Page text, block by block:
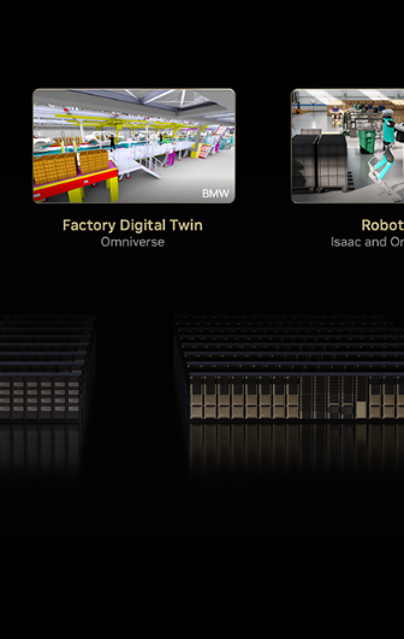
Benz 和 Schaeffler 等歐洲製造商正在透過
應用程式，改變其端對端產品生命週期，
商都會需要兩間工廠：一間用於製造產
工業 AI 基礎設施，我們正在讓這地區的頂
工作負載提供。這座工業 AI 工廠將搭載
PRO 伺服器，並執行來自西門子、
X
NVIDIA